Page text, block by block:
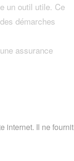
un outil utile. Ce
démarches
assurance
internet. Il ne fournit